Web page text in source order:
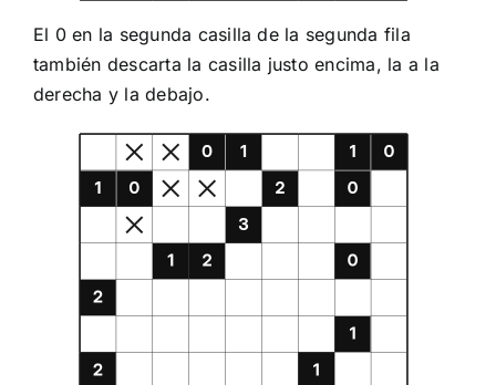
El 0 en la segunda casilla de la segunda fila
también descarta la casilla justo encima, la a la
derecha y la debajo.